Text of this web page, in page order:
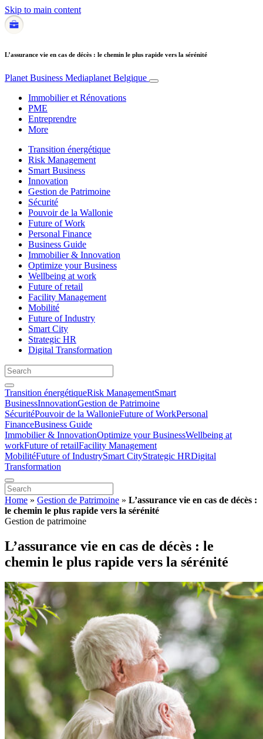
Skip to main content
L’assurance vie en cas de décès : le chemin le plus rapide vers la sérénité
Planet Business Mediaplanet Belgique
Immobilier et Rénovations
PME
Entreprendre
More
Transition énergétique
Risk Management
Smart Business
Innovation
Gestion de Patrimoine
Sécurité
Pouvoir de la Wallonie
Future of Work
Personal Finance
Business Guide
Immobilier & Innovation
Optimize your Business
Wellbeing at work
Future of retail
Facility Management
Mobilité
Future of Industry
Smart City
Strategic HR
Digital Transformation
Transition énergétiqueRisk ManagementSmart
BusinessInnovationGestion de Patrimoine
SécuritéPouvoir de la WallonieFuture of WorkPersonal
FinanceBusiness Guide
Immobilier & InnovationOptimize your BusinessWellbeing at
workFuture of retailFacility Management
MobilitéFuture of IndustrySmart CityStrategic HRDigital
Transformation
Home » Gestion de Patrimoine » L’assurance vie en cas de décès :
le chemin le plus rapide vers la sérénité
Gestion de patrimoine
L’assurance vie en cas de décès : le
chemin le plus rapide vers la sérénité